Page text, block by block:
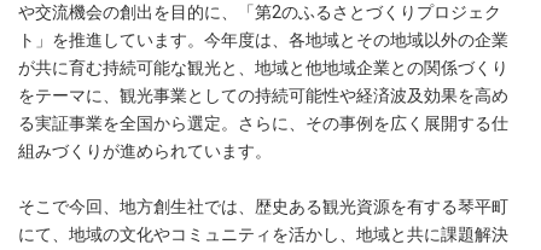
や交流機会の創出を目的に、「第2のふるさとづくりプロジェク
ト」を推進しています。今年度は、各地域とその地域以外の企業
が共に育む持続可能な観光と、地域と他地域企業との関係づくり
をテーマに、観光事業としての持続可能性や経済波及効果を高め
る実証事業を全国から選定。さらに、その事例を広く展開する仕
組みづくりが進められています。
そこで今回、地方創生社では、歴史ある観光資源を有する琴平町
にて、地域の文化やコミュニティを活かし、地域と共に課題解決